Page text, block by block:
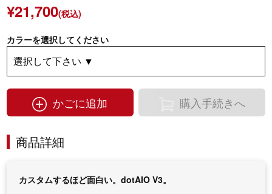
¥21,700(税込)
カラーを選択してください
かごに追加 購入手続きへ
商品詳細
カスタムするほど面白い。dotAIO V3。